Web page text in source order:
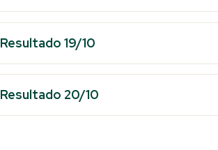
Resultado 19/10
Resultado 20/10